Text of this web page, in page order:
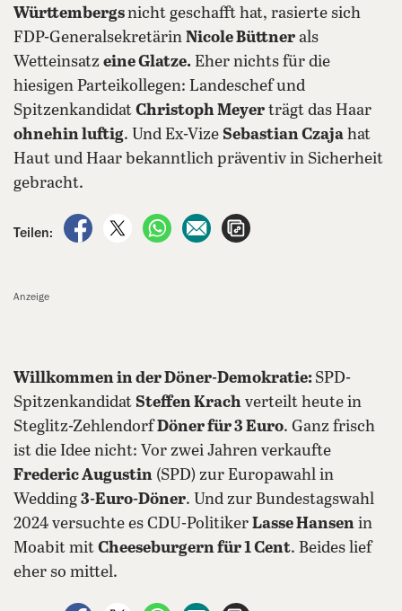
Württembergsnicht geschafft hat, rasierte sich
FDP-Generalsekretärin Nicole Büttner als
Wetteinsatz eine Glatze. Eher nichts für die
hiesigen Parteikollegen: Landeschef und
Spitzenkandidat Christoph Meyer trägt das Haar
ohnehin luftig. Und Ex-Vize Sebastian Czaja hat
Haut und Haar bekanntlich präventiv in Sicherheit
gebracht.
Teilen:
auf Facebook teilen
auf X teilenper WhatsApp teilen
per E-Mail teilen
Anzeige
Willkommen in der Döner-Demokratie: SPD-
Spitzenkandidat Steffen Krach verteilt heute in
Steglitz-ZehlendorfDöner für 3 Euro. Ganz frisch
ist die Idee nicht: Vor zwei Jahren verkaufte
Frederic Augustin (SPD) zur Europawahl in
Wedding 3-Euro-Döner. Und zur Bundestagswahl
2024 versuchte es CDU-Politiker Lasse Hansen in
Moabit mit Cheeseburgern für 1 Cent. Beides lief
eher so mittel.